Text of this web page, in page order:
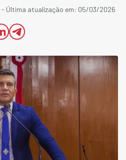
- Última atualização em: 05/03/2026